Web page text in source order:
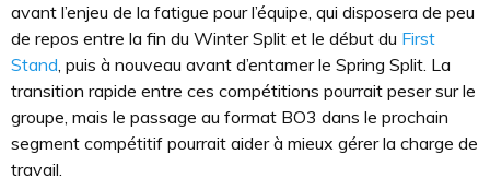
avant l’enjeu de la fatigue pour l’équipe, qui disposera de peu
de repos entre la fin du Winter Split et le début du First
Stand, puis à nouveau avant d’entamer le Spring Split. La
transition rapide entre ces compétitions pourrait peser sur le
groupe, mais le passage au format BO3 dans le prochain
segment compétitif pourrait aider à mieux gérer la charge de
travail.